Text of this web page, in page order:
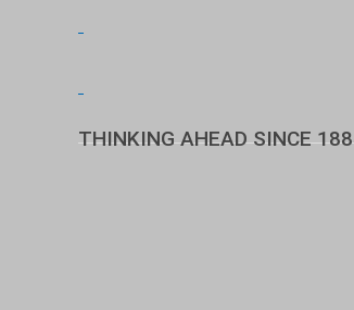
THINKING AHEAD SINCE